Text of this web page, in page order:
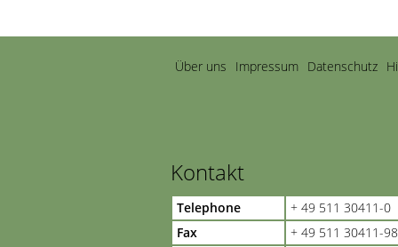
Navigation
überspringen
Über uns Impressum Datenschutz
Kontakt
Telephone
+ 49 511 30411-0
Fax
+ 49 511 30411-98